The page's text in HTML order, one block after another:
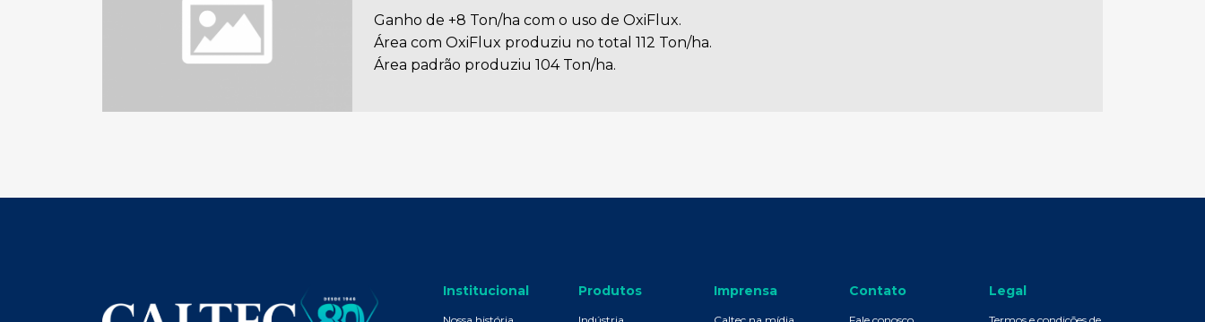
Ganho de +8 Ton/ha com o uso de OxiFlux.
Área com OxiFlux produziu no total 112 Ton/ha.
Área padrão produziu 104 Ton/ha.
Institucional Produtos Imprensa Contato Legal